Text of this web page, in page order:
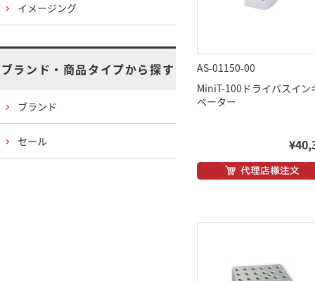
AS-01150-00
MiniT-100ドライバスイン
ベーター
イメージング
ブランド・商品タイプから探す
ブランド
セール